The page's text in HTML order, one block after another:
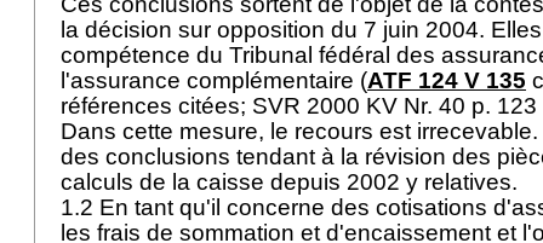
la décision sur opposition du 7 juin 2004.
compétence du Tribunal fédéral des
l'assurance complémentaire (ATF 124 V 135
références citées; SVR 2000 KV Nr. 40 p.
Dans cette mesure, le recours est
des conclusions tendant à la révision des
calculs de la caisse depuis 2002 y relatives.
1.2 En tant qu'il concerne des cotisations
les frais de sommation et d'encaissement et